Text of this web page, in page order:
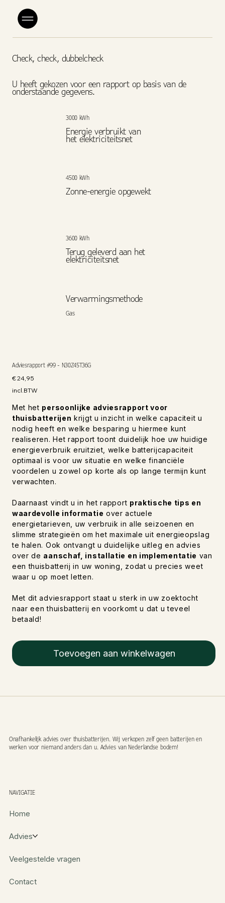
Check, check, dubbelcheck
U heeft gekozen voor een rapport op basis van de
onderstaande gegevens.
3000 kWh
Energie verbruikt van
het elektriciteitsnet
4500 kWh
Zonne-energie opgewekt
3600 kWh
Terug geleverd aan het
elektriciteitsnet
Gas
Verwarmingsmethode
Adviesrapport #99 - N30Z45T36G
Prijs
€ 24,95
incl.BTW
Met het persoonlijke adviesrapport voor
thuisbatterijen krijgt u inzicht in welke capaciteit u
nodig heeft en welke besparing u hiermee kunt
realiseren. Het rapport toont duidelijk hoe uw huidige
energieverbruik eruitziet, welke batterijcapaciteit
optimaal is voor uw situatie en welke financiële
voordelen u zowel op korte als op lange termijn kunt
verwachten.
Daarnaast vindt u in het rapport praktische tips en
waardevolle informatie over actuele
energietarieven, uw verbruik in alle seizoenen en
slimme strategieën om het maximale uit energieopslag
te halen. Ook ontvangt u duidelijke uitleg en advies
over de aanschaf, installatie en implementatie van
een thuisbatterij in uw woning, zodat u precies weet
waar u op moet letten.
Met dit adviesrapport staat u sterk in uw zoektocht
naar een thuisbatterij en voorkomt u dat u teveel
betaald!
Toevoegen aan winkelwagen
NAVIGATIE
Onafhankelijk advies over thuisbatterijen. Wij verkopen zelf geen batterijen en
werken voor niemand anders dan u. Advies van Nederlandse bodem!
Home
Advies
Veelgestelde vragen
Contact